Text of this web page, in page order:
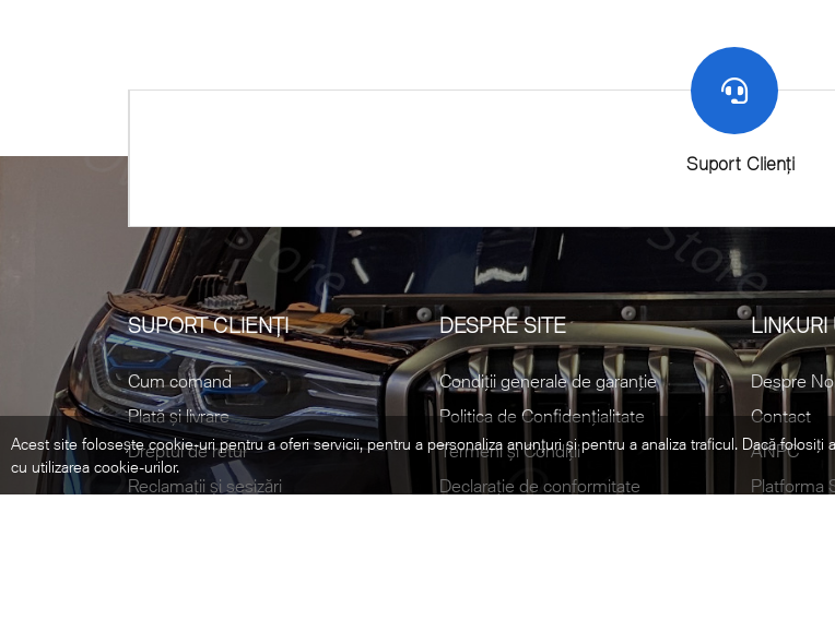
Suport Clienți
SUPORT CLIENȚI
Cum comand
Plată și livrare
Dreptul de retur
Reclamații și sesizări
DESPRE SITE
Condiții generale de garanție
Politica de Confidențialitate
Termeni și Condiții
Declarație de conformitate
LINKURI
Despre
Contact
ANPC
Platforma
Acest site folosește cookie-uri pentru a oferi servicii, pentru a personaliza anunțuri și pentru a analiza traficul. Dacă folosiți
cu utilizarea cookie-urilor.